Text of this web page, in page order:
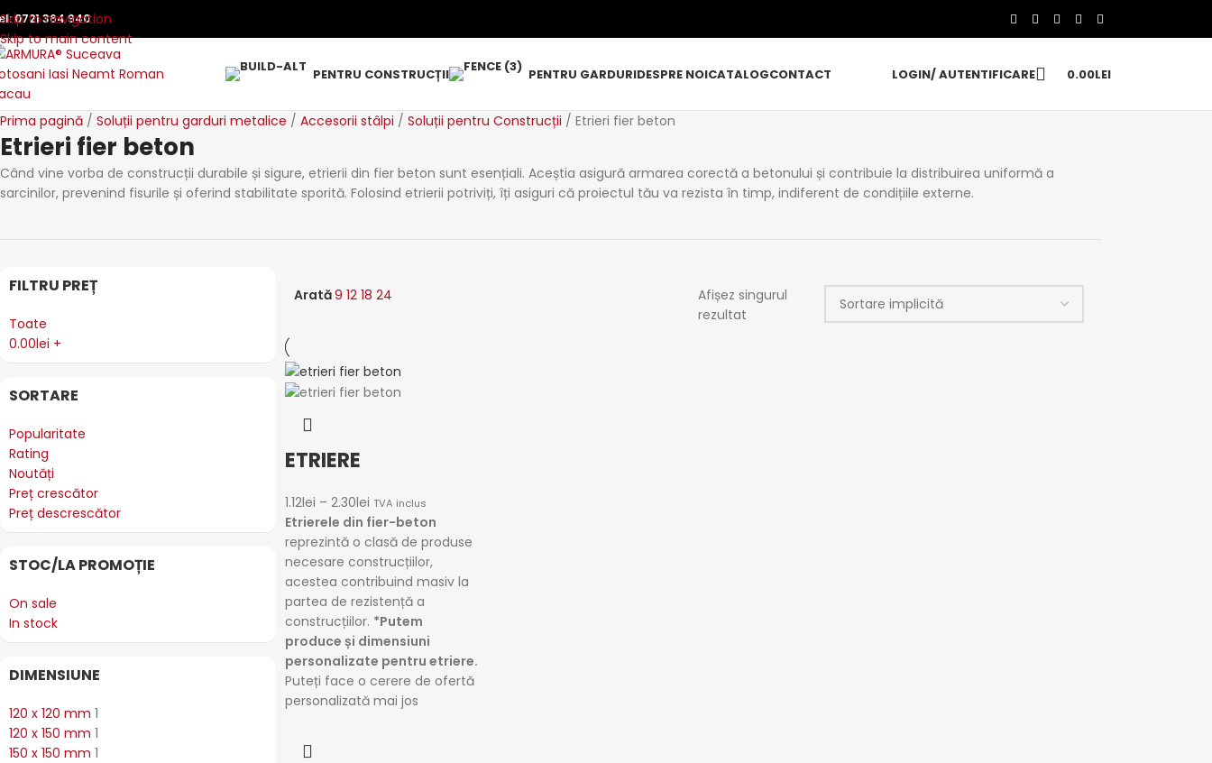
Skip to navigation
Skip to main content
0721 364 940
PENTRU CONSTRUCȚII PENTRU GARDURIDESPRE NOICATALOGCONTACT LOGIN/ AUTENTIFICARE 0.00LEI
Prima pagină Soluții pentru garduri metalice Accesorii stâlpi Soluții pentru Construcții Etrieri fier beton
Etrieri fier beton
Când vine vorba de construcții durabile și sigure, etrierii din fier beton sunt esențiali. Aceștia asigură armarea corectă a betonului și contribuie la distribuirea uniformă a
sarcinilor, prevenind fisurile și oferind stabilitate sporită. Folosind etrierii potriviți, îți asiguri că proiectul tău va rezista în timp, indiferent de condițiile externe.
FILTRU PREȚ
Toate
0.00lei +
SORTARE
Popularitate
Rating
Noutăți
Preț crescător
Preț descrescător
STOC/LA PROMOȚIE
On sale
In stock
DIMENSIUNE
120 x 120 mm 1
120 x 150 mm 1
150 x 150 mm 1
Arată9 12 18 24
Afișez singurul
rezultat
ETRIERE
1.12lei – 2.30lei TVA inclus
Etrierele din fier-beton
reprezintă o clasă de produse
necesare construcțiilor,
acestea contribuind masiv la
partea de rezistență a
construcțiilor. *Putem
produce și dimensiuni
personalizate pentru etriere.
Puteți face o cerere de ofertă
personalizată mai jos